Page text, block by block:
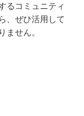
るコミュニティ
、ぜひ活用して
ません。